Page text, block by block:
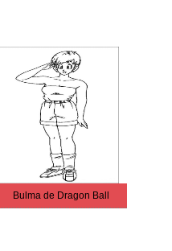
Bulma de Dragon Ball